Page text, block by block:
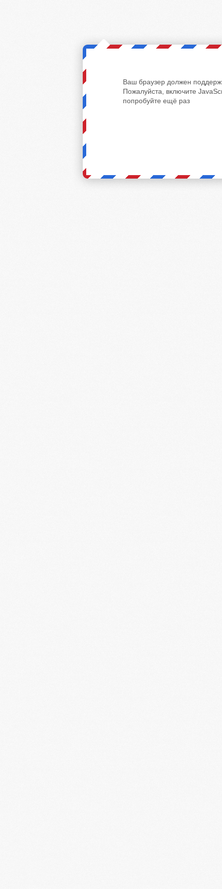
Ваш браузер должен
Пожалуйста, включите
попробуйте ещё раз